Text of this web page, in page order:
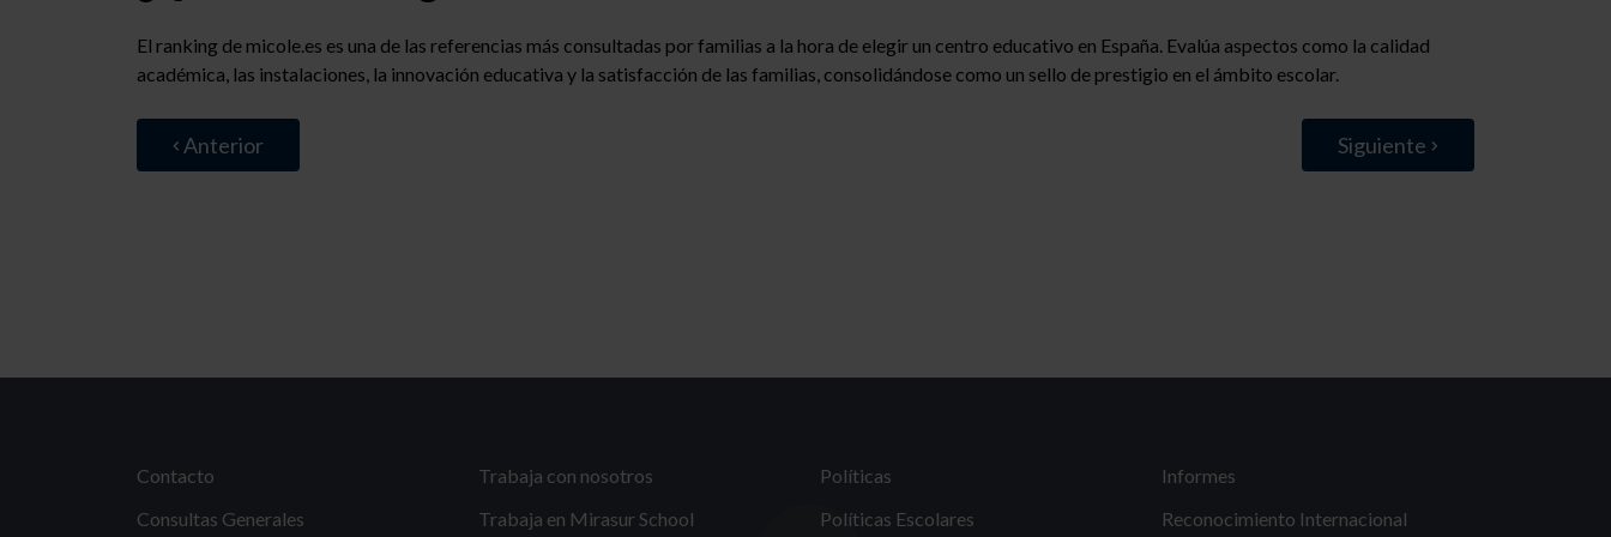
El ranking de micole.es es una de las referencias más consultadas por familias a la hora de elegir un centro educativo en España. Evalúa aspectos como la calidad
académica, las instalaciones, la innovación educativa y la satisfacción de las familias, consolidándose como un sello de prestigio en el ámbito escolar.
Anterior Siguiente
Contacto
Consultas Generales
Trabaja con nosotros
Trabaja en Mirasur School
Políticas
Políticas Escolares
Informes
Reconocimiento Internacional